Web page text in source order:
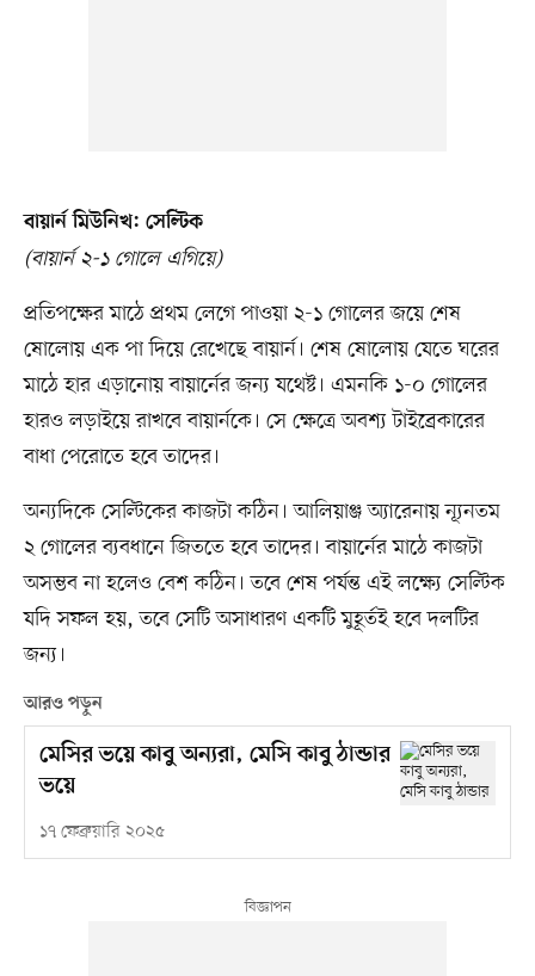
বায়ার্ন মিউনিখ: সেল্টিক
(বায়ার্ন ২-১ গোলে এগিয়ে)
প্রতিপক্ষের মাঠে প্রথম লেগে পাওয়া ২-১ গোলের জয়ে শেষ
ষোলোয় এক পা দিয়ে রেখেছে বায়ার্ন। শেষ ষোলোয় যেতে ঘরের
মাঠে হার এড়ানোয় বায়ার্নের জন্য যথেষ্ট। এমনকি ১-০ গোলের
হারও লড়াইয়ে রাখবে বায়ার্নকে। সে ক্ষেত্রে অবশ্য টাইব্রেকারের
বাধা পেরোতে হবে তাদের।
অন্যদিকে সেল্টিকের কাজটা কঠিন। আলিয়াঞ্জ অ্যারেনায় ন্যূনতম
২ গোলের ব্যবধানে জিততে হবে তাদের। বায়ার্নের মাঠে কাজটা
অসম্ভব না হলেও বেশ কঠিন। তবে শেষ পর্যন্ত এই লক্ষ্যে সেল্টিক
যদি সফল হয়, তবে সেটি অসাধারণ একটি মুহূর্তই হবে দলটির
জন্য।
আরও পড়ুন
মেসির ভয়ে কাবু অন্যরা, মেসি কাবু ঠান্ডার
ভয়ে
১৭ ফেব্রুয়ারি ২০২৫